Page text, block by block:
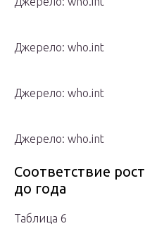
Джерело: who.int
Джерело: who.int
Джерело: who.int
Соответствие
до года
Таблица 6